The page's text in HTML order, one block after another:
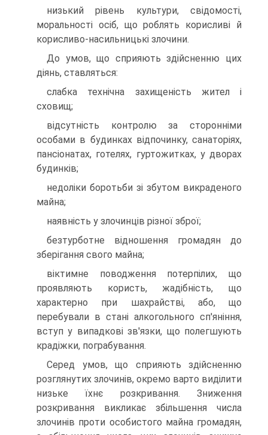
низький рівень культури, свідомості,
моральності осіб, що роблять корисливі й
корисливо-насильницькі злочини.
До умов, що сприяють здійсненню цих
діянь, ставляться:
слабка технічна захищеність жител і
сховищ;
відсутність контролю за сторонніми
особами в будинках відпочинку, санаторіях,
пансіонатах, готелях, гуртожитках, у дворах
будинків;
недоліки боротьби зі збутом викраденого
майна;
наявність у злочинців різної зброї;
безтурботне відношення громадян до
зберігання свого майна;
віктимне поводження потерпілих, що
проявляють користь, жадібність, що
характерно при шахрайстві, або, що
перебували в стані алкогольного сп'яніння,
вступ у випадкові зв'язки, що полегшують
крадіжки, пограбування.
Серед умов, що сприяють здійсненню
розглянутих злочинів, окремо варто виділити
низьке їхнє розкривання. Зниження
розкривання викликає збільшення числа
злочинів проти особистого майна громадян,